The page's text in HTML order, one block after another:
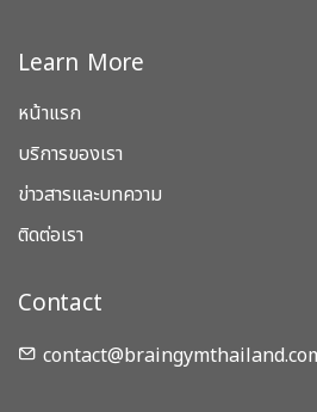
Learn More
หน้าแรก
บริการของเรา
ข่าวสารและบทความ
ติดต่อเรา
Contact